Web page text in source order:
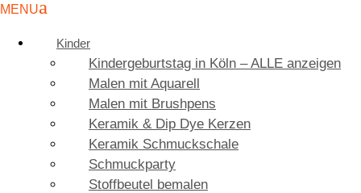
Kinder
Kindergeburtstag in Köln – ALLE anzeigen
Malen mit Aquarell
Malen mit Brushpens
Keramik & Dip Dye Kerzen
Keramik Schmuckschale
Schmuckparty
Stoffbeutel bemalen